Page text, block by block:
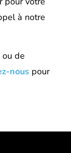
à notre
de
nous pour